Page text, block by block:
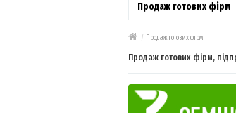
Продаж готових фірм
/ Продаж готових фірм
Продаж готових фірм,